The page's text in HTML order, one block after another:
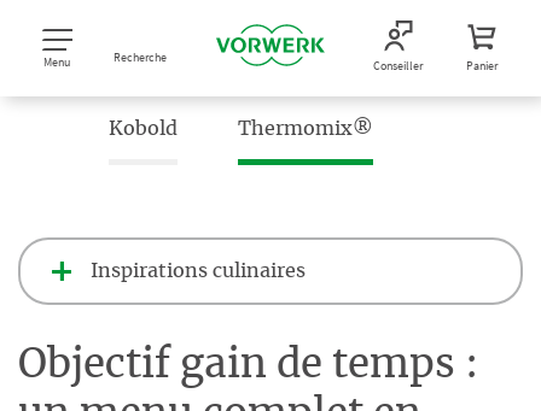
Menu Recherche Conseiller Panier
Kobold Thermomix®
Inspirations culinaires
Objectif gain de temps :